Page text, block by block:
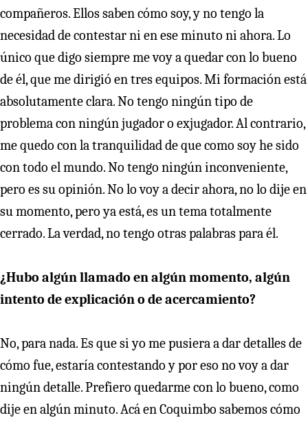
compañeros. Ellos saben cómo soy, y no tengo la
necesidad de contestar ni en ese minuto ni ahora. Lo
único que digo siempre me voy a quedar con lo bueno
de él, que me dirigió en tres equipos. Mi formación está
absolutamente clara. No tengo ningún tipo de
problema con ningún jugador o exjugador. Al contrario,
me quedo con la tranquilidad de que como soy he sido
con todo el mundo. No tengo ningún inconveniente,
pero es su opinión. No lo voy a decir ahora, no lo dije en
su momento, pero ya está, es un tema totalmente
cerrado. La verdad, no tengo otras palabras para él.
¿Hubo algún llamado en algún momento, algún
intento de explicación o de acercamiento?
No, para nada. Es que si yo me pusiera a dar detalles de
cómo fue, estaría contestando y por eso no voy a dar
ningún detalle. Prefiero quedarme con lo bueno, como
dije en algún minuto. Acá en Coquimbo sabemos cómo